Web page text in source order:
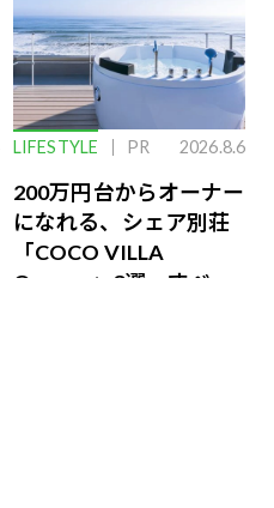
LIFESTYLE PR 2026.8.6
200万円台からオーナー
になれる、シェア別荘
「COCO VILLA
Owners」3選。すべて